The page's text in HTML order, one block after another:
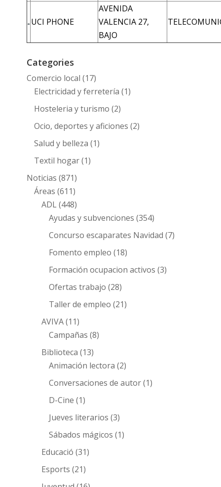
UCI PHONE
AVENIDA
VALENCIA 27,
BAJO
Categories
Comercio local (17)
Electricidad y ferretería (1)
Hosteleria y turismo (2)
Ocio, deportes y aficiones (2)
Salud y belleza (1)
Textil hogar(1)
Noticias (871)
Áreas (611)
ADL(448)
Ayudas y subvenciones (354)
Concurso escaparates Navidad (7)
Fomento empleo (18)
Formación ocupacion activos (3)
Ofertas trabajo (28)
Taller de empleo (21)
AVIVA(11)
Campañas (8)
Biblioteca (13)
Animación lectora (2)
Conversaciones de autor(1)
D-Cine (1)
Jueves literarios (3)
Sábados mágicos (1)
Educació (31)
Esports (21)